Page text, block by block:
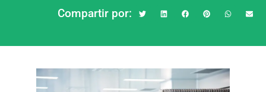
Compartir por: